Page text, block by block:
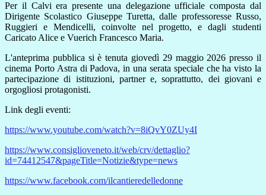
Per il Calvi era presente una delegazione ufficiale composta dal
Dirigente Scolastico Giuseppe Turetta, dalle professoresse Russo,
Ruggieri e Mendicelli, coinvolte nel progetto, e dagli studenti
Caricato Alice e Vuerich Francesco Maria.
L'anteprima pubblica si è tenuta giovedì 29 maggio 2026 presso il
cinema Porto Astra di Padova, in una serata speciale che ha visto la
partecipazione di istituzioni, partner e, soprattutto, dei giovani e
orgogliosi protagonisti.
Link degli eventi:
https://www.youtube.com/watch?v=8iQvY0ZUy4I
https://www.consiglioveneto.it/web/crv/dettaglio?
id=74412547&pageTitle=Notizie&type=news
https://www.facebook.com/ilcantieredelledonne